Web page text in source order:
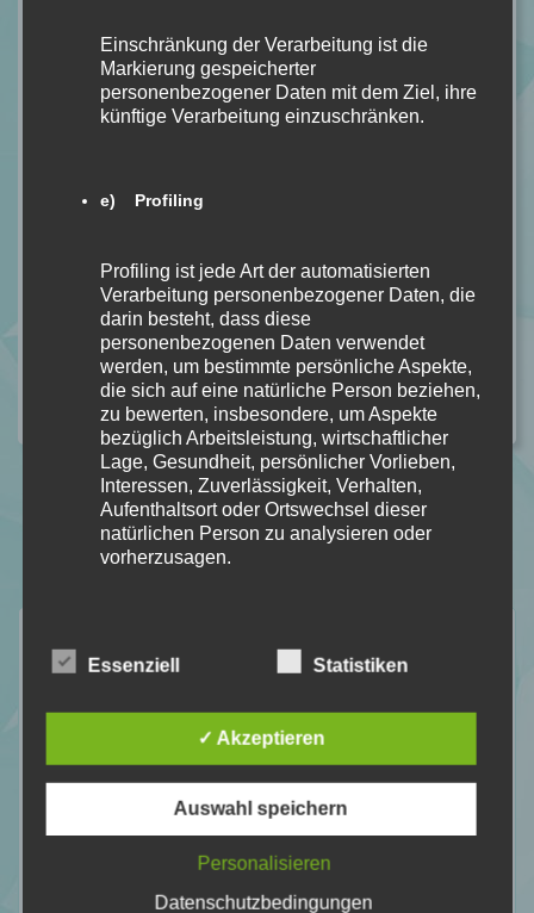
Einschränkung der Verarbeitung ist die
Markierung gespeicherter
personenbezogener Daten mit dem Ziel, ihre
künftige Verarbeitung einzuschränken.
e) Profiling
Profiling ist jede Art der automatisierten
Verarbeitung personenbezogener Daten, die
darin besteht, dass diese
personenbezogenen Daten verwendet
werden, um bestimmte persönliche Aspekte,
die sich auf eine natürliche Person beziehen,
zu bewerten, insbesondere, um Aspekte
bezüglich Arbeitsleistung, wirtschaftlicher
Lage, Gesundheit, persönlicher Vorlieben,
Interessen, Zuverlässigkeit, Verhalten,
Aufenthaltsort oder Ortswechsel dieser
natürlichen Person zu analysieren oder
vorherzusagen.
Pseudonymisierung ist die Verarbeitung
personenbezogener Daten in einer Weise,
ohne Hinzuziehung zusätzlicher
Informationen nicht mehr einer spezifischen
können, sofern diese zusätzlichen
und technischen und organisatorischen
Essenziell Statistiken
✓ Akzeptieren
Auswahl speichern
Personalisieren
Datenschutzbedingungen